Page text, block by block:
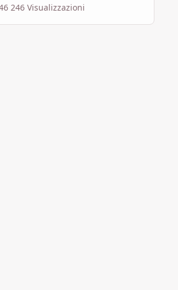
246 Visualizzazioni